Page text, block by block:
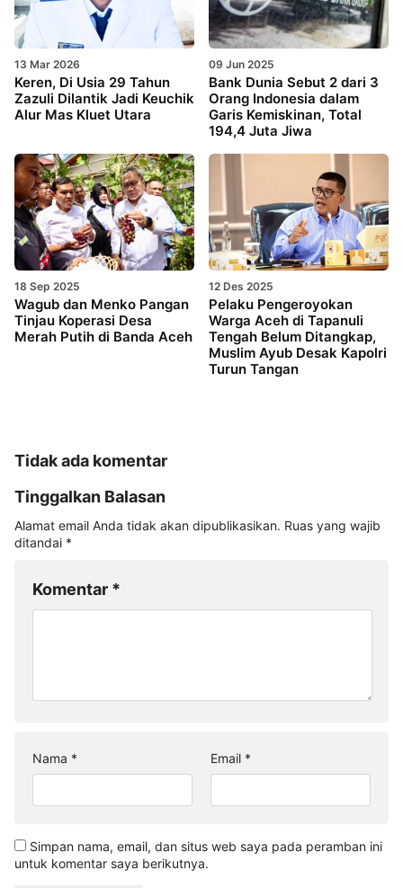
13 Mar 2026
Keren, Di Usia 29 Tahun
Zazuli Dilantik Jadi Keuchik
Alur Mas Kluet Utara
09 Jun 2025
Bank Dunia Sebut 2 dari 3
Orang Indonesia dalam
Garis Kemiskinan, Total
194,4 Juta Jiwa
18 Sep 2025
Wagub dan Menko Pangan
Tinjau Koperasi Desa
Merah Putih di Banda Aceh
12 Des 2025
Pelaku Pengeroyokan
Warga Aceh di Tapanuli
Tengah Belum Ditangkap,
Muslim Ayub Desak Kapolri
Turun Tangan
Tidak ada komentar
Tinggalkan Balasan
Alamat email Anda tidak akan dipublikasikan. Ruas yang wajib
ditandai *
Komentar *
Nama * Email *
Simpan nama, email, dan situs web saya pada peramban ini
untuk komentar saya berikutnya.